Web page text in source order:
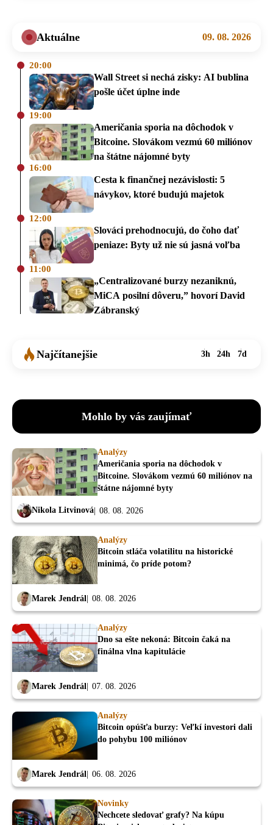
Aktuálne 09. 08. 2026
20:00
Wall Street si nechá zisky: AI bublina
pošle účet úplne inde
19:00
Američania sporia na dôchodok v
Bitcoine. Slovákom vezmú 60 miliónov
na štátne nájomné byty
16:00
Cesta k finančnej nezávislosti: 5
návykov, ktoré budujú majetok
12:00
Slováci prehodnocujú, do čoho dať
peniaze: Byty už nie sú jasná voľba
11:00
„Centralizované burzy nezaniknú,
MiCA posilní dôveru,” hovorí David
Zábranský
Najčítanejšie 3h 24h 7d
Mohlo by vás zaujímať
Analýzy
Američania sporia na dôchodok v
Bitcoine. Slovákom vezmú 60 miliónov na
štátne nájomné byty
Nikola Litvinová 08. 08. 2026
Analýzy
Bitcoin stláča volatilitu na historické
minimá, čo príde potom?
Marek Jendrál 08. 08. 2026
Analýzy
Dno sa ešte nekoná: Bitcoin čaká na
finálna vlna kapitulácie
Marek Jendrál 07. 08. 2026
Analýzy
Bitcoin opúšťa burzy: Veľkí investori dali
do pohybu 100 miliónov
Marek Jendrál 06. 08. 2026
Novinky
Nechcete sledovať grafy? Na kúpu